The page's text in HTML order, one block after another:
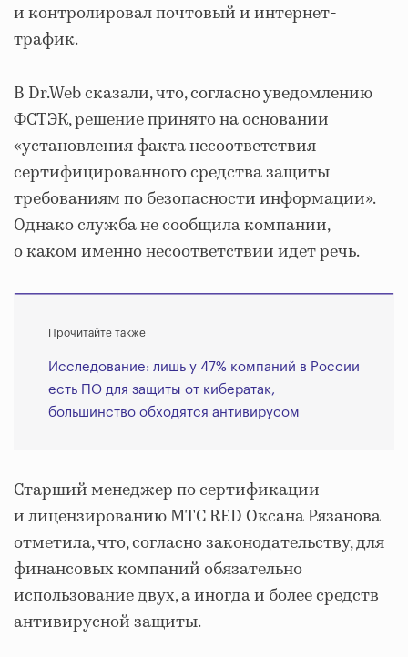
и контролировал почтовый и интернет-
трафик.
В Dr.Web сказали, что, согласно уведомлению
ФСТЭК, решение принято на основании
«установления факта несоответствия
сертифицированного средства защиты
требованиям по безопасности информации».
Однако служба не сообщила компании,
о каком именно несоответствии идет речь.
Прочитайте также
Исследование: лишь у 47% компаний в России
есть ПО для защиты от кибератак,
большинство обходятся антивирусом
Старший менеджер по сертификации
и лицензированию МТС RED Оксана Рязанова
отметила, что, согласно законодательству, для
финансовых компаний обязательно
использование двух, а иногда и более средств
антивирусной защиты.